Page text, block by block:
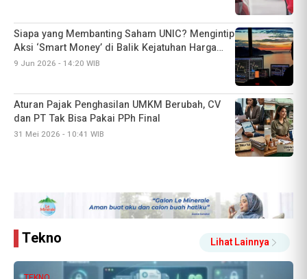
Siapa yang Membanting Saham UNIC? Mengintip
Aksi ‘Smart Money’ di Balik Kejatuhan Harga
Pasca-Dividen
9 Jun 2026 - 14:20 WIB
Aturan Pajak Penghasilan UMKM Berubah, CV
dan PT Tak Bisa Pakai PPh Final
31 Mei 2026 - 10:41 WIB
Tekno Lihat Lainnya